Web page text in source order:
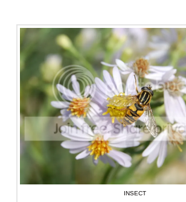
INSECT